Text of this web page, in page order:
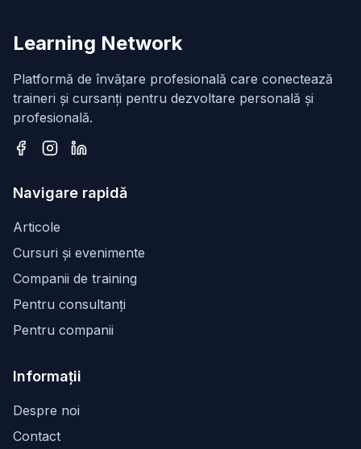
Learning Network
Platformă de învățare profesională care conectează
traineri și cursanți pentru dezvoltare personală și
profesională.
Navigare rapidă
Articole
Cursuri și evenimente
Companii de training
Pentru consultanți
Pentru companii
Informații
Despre noi
Contact